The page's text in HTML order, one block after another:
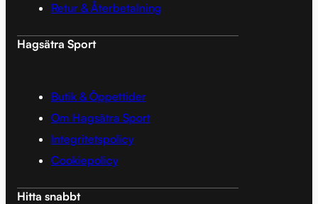
Retur & Återbetalning
Hagsätra Sport
Butik & Öppettider
Om Hagsätra Sport
Integritetspolicy
Cookiepolicy
Hitta snabbt